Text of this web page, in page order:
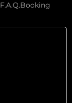
F.A.Q.Booking